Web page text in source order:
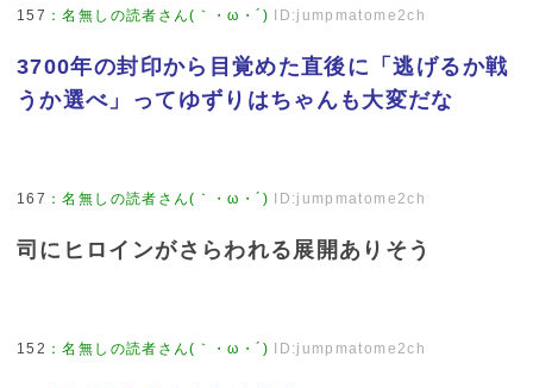
157 ：名無しの読者さん(｀・ω・´) ID:jumpmatome2ch
3700年の封印から目覚めた直後に「逃げるか戦
うか選べ」ってゆずりはちゃんも大変だな
167 ：名無しの読者さん(｀・ω・´) ID:jumpmatome2ch
司にヒロインがさらわれる展開ありそう
152 ：名無しの読者さん(｀・ω・´) ID:jumpmatome2ch